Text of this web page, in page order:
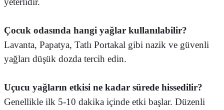
Çocuk odasında hangi yağlar kullanılabilir?
Lavanta, Papatya, Tatlı Portakal gibi nazik ve güvenli
yağları düşük dozda tercih edin.
Uçucu yağların etkisi ne kadar sürede hissedilir?
Genellikle ilk 5-10 dakika içinde etki başlar. Düzenli